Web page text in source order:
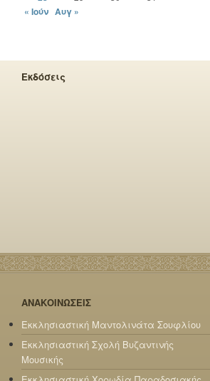
« Ιούν Αυγ »
Εκδόσεις
ΑΝΑΚΟΙΝΩΣΕΙΣ
Εκκλησιαστική Μαντολινάτα Σουφλίου
Εκκλησιαστική Σχολή Βυζαντινής
Μουσικής